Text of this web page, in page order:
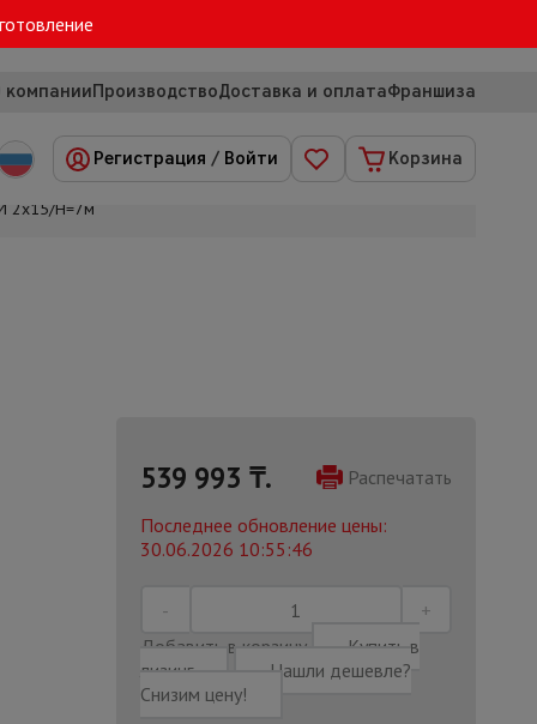
компанииПроизводствоДоставка и оплатаФраншиза
Регистрация / Войти Корзина
2х15/H=7м
539 993 ₸.
Распечатать
Последнее обновление цены:
30.06.2026 10:55:46
Добавить в корзину
Купить в
лизинг
Нашли дешевле?
Снизим цену!